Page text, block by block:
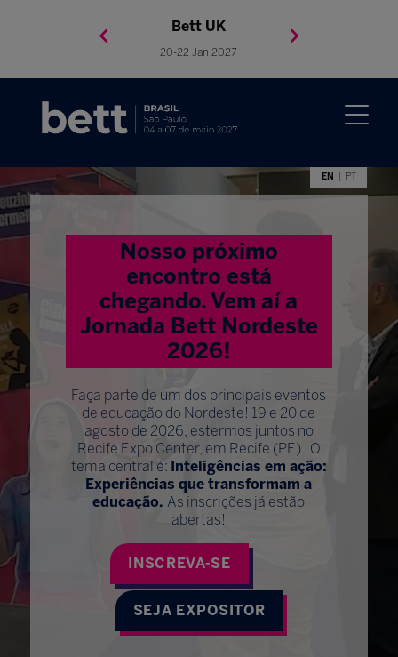
Bett UK
20-22 Jan 2027
Bett Brasil
05-08 Mai 2026
Bett Asia
23-24 Setembro 2026
Bett USA
8-10 November 2027
EN PT
Nosso próximo
encontro está
chegando. Vem aí a
Jornada Bett Nordeste
2026!
Faça parte de um dos principais eventos
de educação do Nordeste! 19 e 20 de
agosto de 2026, estermos juntos no
Recife Expo Center, em Recife (PE). O
tema central é: Inteligências em ação:
Experiências que transformam a
educação. As inscrições já estão
abertas!
INSCREVA-SE
SEJA EXPOSITOR